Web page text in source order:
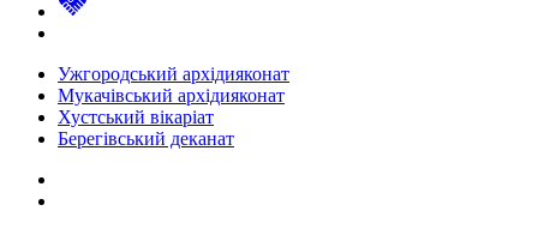
Ужгородський архідияконат
Мукачівський архідияконат
Хустський вікаріат
Берегівський деканат